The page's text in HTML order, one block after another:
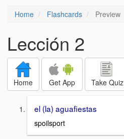
Home Flashcards Preview
Lección 2
Home Get App Take Quiz
el (la) aguafiestas
spoilsport